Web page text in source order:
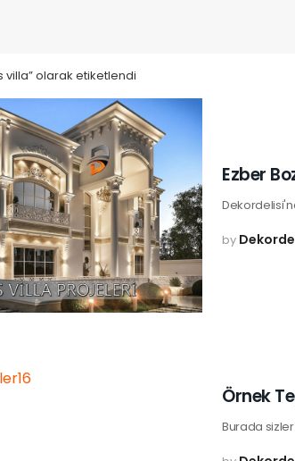
villa” olarak etiketlendi
Ezber
by
Örnek
Burada